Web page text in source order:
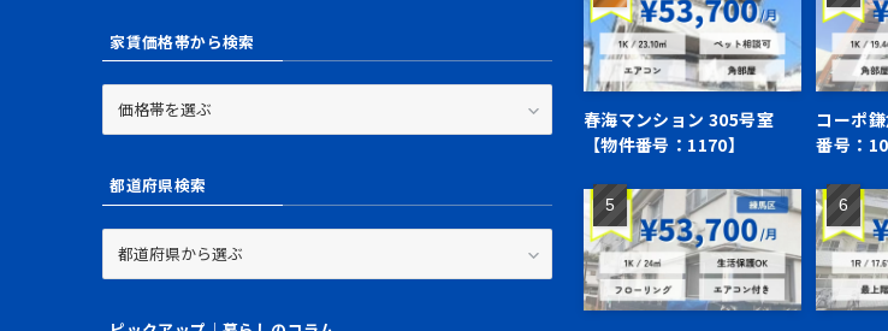
家賃価格帯から検索
家
価
帯
ら
索
都道府県検索
都
府
春海マンション 305号室
【物件番号：1170】
コーポ
番号：